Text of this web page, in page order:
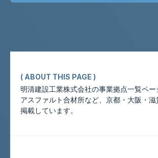
このページについて
( ABOUT THIS PAGE )
明清建設工業株式会社の事業拠点一覧ペー
アスファルト合材所など、京都・大阪・
掲載しています。